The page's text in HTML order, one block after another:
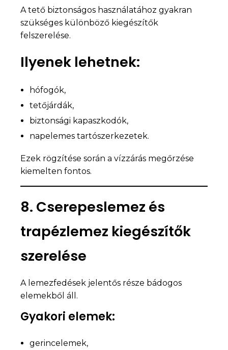
A tető biztonságos használatához gyakran
szükséges különböző kiegészítők
felszerelése.
Ilyenek lehetnek:
hófogók,
tetőjárdák,
biztonsági kapaszkodók,
napelemes tartószerkezetek.
Ezek rögzítése során a vízzárás megőrzése
kiemelten fontos.
8. Cserepeslemez és
trapézlemez kiegészítők
szerelése
A lemezfedések jelentős része bádogos
elemekből áll.
Gyakori elemek:
gerincelemek,